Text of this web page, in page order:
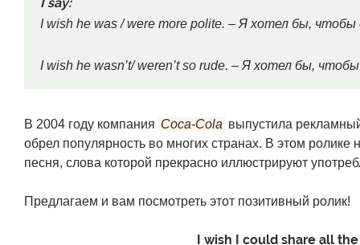
I wish he was / were more polite. – Я хотел бы,
I wish he wasn’t/ weren’t so rude. – Я хотел бы,
В 2004 году компания Coca-Cola выпустила
обрел популярность во многих странах. В этом ролике
песня, слова которой прекрасно иллюстрируют
Предлагаем и вам посмотреть этот позитивный ролик!
I wish I could share all